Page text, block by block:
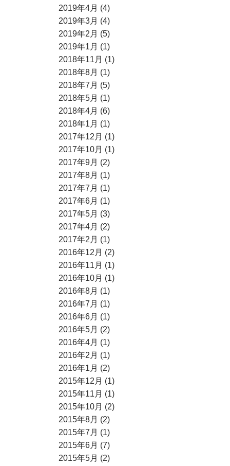
2019年4月 (4)
2019年3月 (4)
2019年2月 (5)
2019年1月 (1)
2018年11月 (1)
2018年8月 (1)
2018年7月 (5)
2018年5月 (1)
2018年4月 (6)
2018年1月 (1)
2017年12月 (1)
2017年10月 (1)
2017年9月 (2)
2017年8月 (1)
2017年7月 (1)
2017年6月 (1)
2017年5月 (3)
2017年4月 (2)
2017年2月 (1)
2016年12月 (2)
2016年11月 (1)
2016年10月 (1)
2016年8月 (1)
2016年7月 (1)
2016年6月 (1)
2016年5月 (2)
2016年4月 (1)
2016年2月 (1)
2016年1月 (2)
2015年12月 (1)
2015年11月 (1)
2015年10月 (2)
2015年8月 (2)
2015年7月 (1)
2015年6月 (7)
2015年5月 (2)